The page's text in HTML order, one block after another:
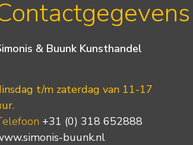
& Buunk Kunsthandel
t/m zaterdag van 11-17
+31 (0) 318 652888
buunk.nl